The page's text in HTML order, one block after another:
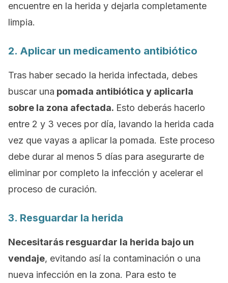
encuentre en la herida y dejarla completamente
limpia.
2. Aplicar un medicamento antibiótico
Tras haber secado la herida infectada, debes
buscar una pomada antibiótica y aplicarla
sobre la zona afectada. Esto deberás hacerlo
entre 2 y 3 veces por día, lavando la herida cada
vez que vayas a aplicar la pomada. Este proceso
debe durar al menos 5 días para asegurarte de
eliminar por completo la infección y acelerar el
proceso de curación.
3. Resguardar la herida
Necesitarás resguardar la herida bajo un
vendaje, evitando así la contaminación o una
nueva infección en la zona. Para esto te